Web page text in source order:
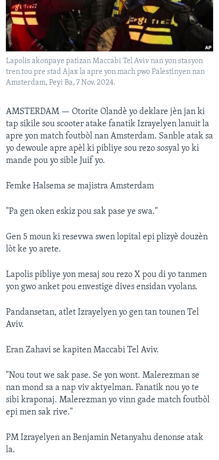
Languages
Lapolis akonpaye patizan Maccabi Tel Aviv nan yon stasyon
tren tou pre stad Ajax la apre yon mach pwo Palestinyen nan
Amsterdam, Peyi Ba, 7 Nov. 2024.
AMSTERDAM — Otorite Olandè yo deklare jèn jan ki
tap sikile sou scooter atake fanatik Izrayelyen lanuit la
apre yon match foutbòl nan Amsterdam. Sanble atak sa
yo dewoule apre apèl ki pibliye sou rezo sosyal yo ki
mande pou yo sible Juif yo.
Femke Halsema se majistra Amsterdam
"Pa gen oken eskiz pou sak pase ye swa."
Gen 5 moun ki resevwa swen lopital epi plizyè douzèn
lòt ke yo arete.
Lapolis pibliye yon mesaj sou rezo X pou di yo tanmen
yon gwo anket pou envestige dives ensidan vyolans.
Pandansetan, atlet Izrayelyen yo gen tan tounen Tel
Aviv.
Eran Zahavi se kapiten Maccabi Tel Aviv.
"Nou tout we sak pase. Se yon wont. Malerezman se
nan mond sa a nap viv aktyelman. Fanatik nou yo te
sibi kraponaj. Malerezman yo vinn gade match foutbòl
epi men sak rive."
PM Izrayelyen an Benjamin Netanyahu denonse atak
la.